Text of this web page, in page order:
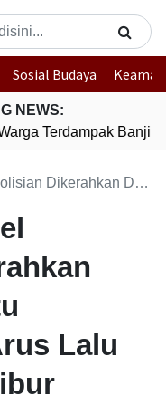
Sosial Budaya
NEWS:
Terdampak Banjir
Arus Lalu Lintas Selama Libur Panjang di Jakarta
Lalu